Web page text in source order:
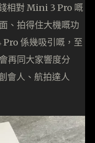
相對 Mini 3 Pro 嘅
、拍得住大機嘅功
係幾吸引嘅，至
再同大家響度分
會人、航拍達人